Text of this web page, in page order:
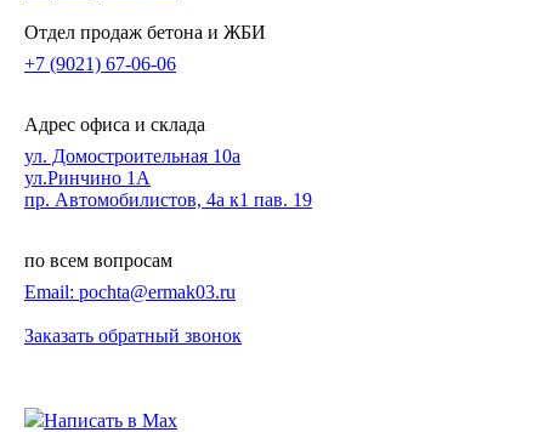
Отдел продаж бетона и ЖБИ
+7 (9021) 67-06-06
Адрес офиса и склада
ул. Домостроительная 10а
ул.Ринчино 1А
пр. Автомобилистов, 4а к1 пав. 19
по всем вопросам
Email: pochta@ermak03.ru
Заказать обратный звонок
Написать в Max